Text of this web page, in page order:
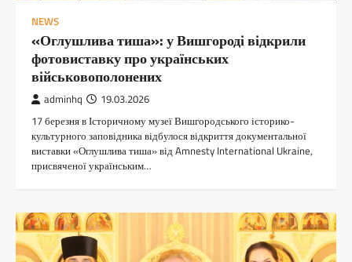
NEWS
«Оглушлива тиша»: у Вишгороді відкрили
фотовиставку про українських
військовополонених
adminhq 19.03.2026
17 березня в Історичному музеї Вишгородського історико-
культурного заповідника відбулося відкриття документальної
виставки «Оглушлива тиша» від Amnesty International Ukraine,
присвяченої українським…